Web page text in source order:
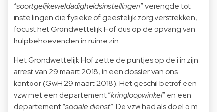
“soortgelijkeweldadigheidsinstellingen” verengde tot
instellingen die fysieke of geestelijk zorg verstrekken,
focust het Grondwettelijk Hof dus op de opvang van
hulpbehoevenden in ruime zin.
Het Grondwettelijk Hof zette de puntjes op de i in zijn
arrest van 29 maart 2018, in een dossier van ons
kantoor (GwH 29 maart 2018). Het geschil betrof een
vzw met een departement ”kringloopwinkel” en een
departement “sociale dienst”. De vzw had als doel o.m.